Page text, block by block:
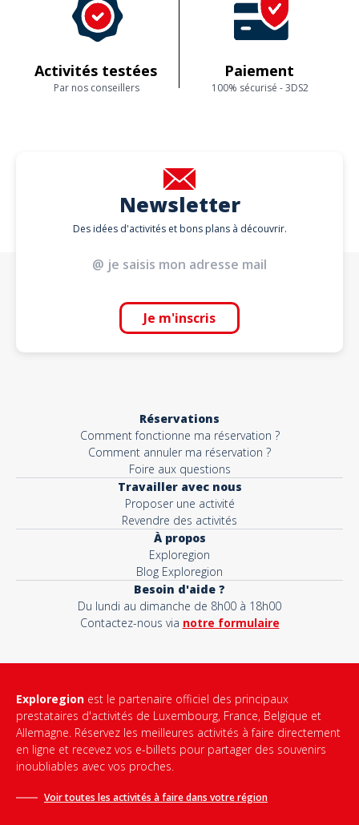
Activités testées
Par nos conseillers
Paiement
100% sécurisé - 3DS2
Newsletter
Des idées d'activités et bons plans à découvrir.
Je m'inscris
Réservations
Comment fonctionne ma réservation ?
Comment annuler ma réservation ?
Foire aux questions
Travailler avec nous
Proposer une activité
Revendre des activités
À propos
Exploregion
Blog Exploregion
Besoin d'aide ?
Du lundi au dimanche de 8h00 à 18h00
Contactez-nous via notre formulaire
Exploregion est le partenaire officiel des principaux
prestataires d'activités de Luxembourg, France, Belgique et
Allemagne. Réservez les meilleures activités à faire directement
en ligne et recevez vos e-billets pour partager des souvenirs
inoubliables avec vos proches.
Voir toutes les activités à faire dans votre région